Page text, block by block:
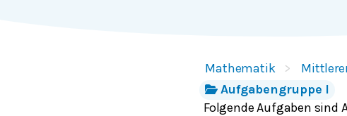
Mathematik
Aufgabengruppe I
Folgende Aufgaben sind